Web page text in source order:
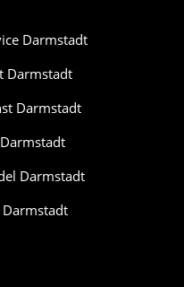
Darmstadt
Darmstadt
Darmstadt
Darmstadt